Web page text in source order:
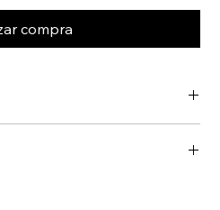
compra